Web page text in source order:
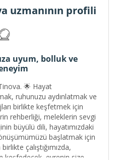
uzmanının profili
uyum, bolluk ve
🌟 Hayat
ruhunuzu aydınlatmak ve
birlikte keşfetmek için
rehberliği, meleklerin sevgi
büyülü dili, hayatımızdaki
başlatmak için
çalıştığımızda,
keşfedecek, evrenin size